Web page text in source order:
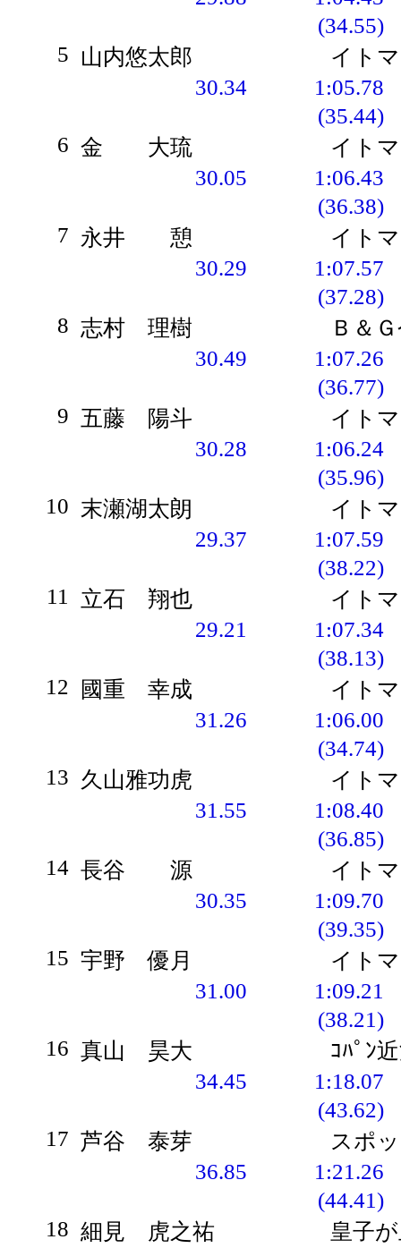
(34.55)
5 山内悠太郎
イト
30.34
1:05.78
(35.44)
6 金 大琉
イト
30.05
1:06.43
(36.38)
7 永井 憩
イト
30.29
1:07.57
(37.28)
8 志村 理樹
Ｂ＆
30.49
1:07.26
(36.77)
9 五藤 陽斗
イト
30.28
1:06.24
(35.96)
10 末瀬湖太朗
イト
29.37
1:07.59
(38.22)
11
立石 翔也
イト
29.21
1:07.34
(38.13)
12
國重 幸成
イト
31.26
1:06.00
(34.74)
13 久山雅功虎
イト
31.55
1:08.40
(36.85)
14 長谷 源
イト
30.35
1:09.70
(39.35)
15 宇野 優月
イト
31.00
1:09.21
(38.21)
16 真山 昊大
ｺﾊﾟﾝ
34.45
1:18.07
(43.62)
17 芦谷 泰芽
スポ
36.85
1:21.26
(44.41)
18 細見 虎之祐
皇子